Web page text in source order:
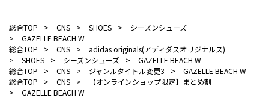
総合TOP > CNS > SHOES >
シーズンシューズ
>
GAZELLE BEACH W
総合TOP
> CNS >
adidas originals(アディダスオリジナルス)
>
SHOES > シーズンシューズ >
GAZELLE BEACH W
総合TOP
> CNS > ジャンルタイトル変更3 >
GAZELLE BEACH W
総合TOP
> CNS >
【オンラインショップ限定】まとめ割
>
GAZELLE BEACH W